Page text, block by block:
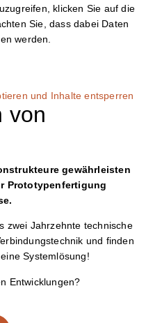
klicken Sie auf die
Sie, dass dabei Daten
werden.
und Inhalte entsperren
von
gewährleisten
Prototypenfertigung
zwei Jahrzehnte technische
und finden
Systemlösung!
Entwicklungen?